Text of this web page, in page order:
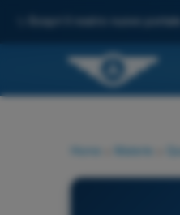
Scopri il nostro nuovo
Home Materie